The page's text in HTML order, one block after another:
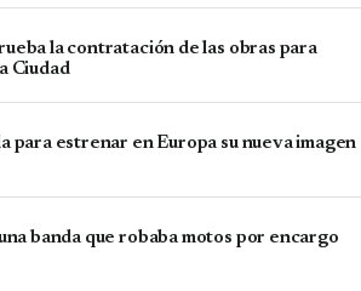
la contratación de las obras para
Ciudad
para estrenar en Europa su nueva imagen
banda que robaba motos por encargo